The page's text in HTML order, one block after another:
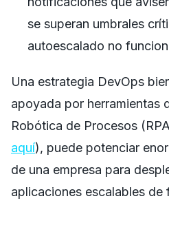
se superan umbrales
autoescalado no
Una estrategia DevOps
apoyada por herramientas
Robótica de Procesos
aquí), puede potenciar
de una empresa para
aplicaciones escalables de